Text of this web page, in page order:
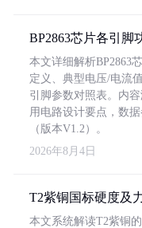
BP2863芯片各引脚
本文详细解析BP2863
定义、典型电压/电流
引脚参数对照表。内
用电路设计要点，数
（版本V1.2）。
2026年8月4日
T2紫铜国标硬度及
本文系统解读T2紫铜